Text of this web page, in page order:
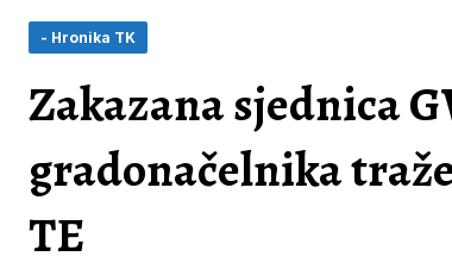
- Hronika TK
Zakazana sjednica
gradonačelnika
TE